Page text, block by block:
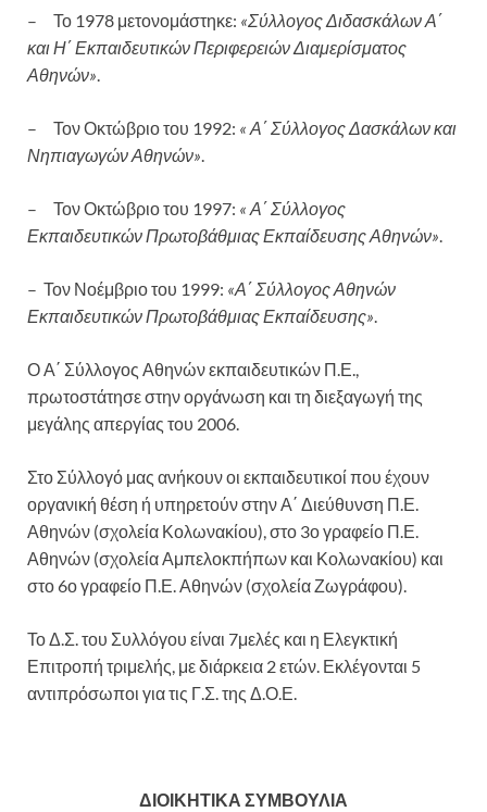
– Το 1978 μετονομάστηκε: «Σύλλογος Διδασκάλων Α΄
και Η΄ Εκπαιδευτικών Περιφερειών Διαμερίσματος
Αθηνών».
– Τον Οκτώβριο του 1992: « Α΄ Σύλλογος Δασκάλων και
Νηπιαγωγών Αθηνών».
– Τον Οκτώβριο του 1997: « Α΄ Σύλλογος
Εκπαιδευτικών Πρωτοβάθμιας Εκπαίδευσης Αθηνών».
– Τον Νοέμβριο του 1999: «Α΄ Σύλλογος Αθηνών
Εκπαιδευτικών Πρωτοβάθμιας Εκπαίδευσης».
Ο Α΄ Σύλλογος Αθηνών εκπαιδευτικών Π.Ε.,
πρωτοστάτησε στην οργάνωση και τη διεξαγωγή της
μεγάλης απεργίας του 2006.
Στο Σύλλογό μας ανήκουν οι εκπαιδευτικοί που έχουν
οργανική θέση ή υπηρετούν στην Α΄ Διεύθυνση Π.Ε.
Αθηνών (σχολεία Κολωνακίου), στο 3ο γραφείο Π.Ε.
Αθηνών (σχολεία Αμπελοκπήπων και Κολωνακίου) και
στο 6ο γραφείο Π.Ε. Αθηνών (σχολεία Ζωγράφου).
Το Δ.Σ. του Συλλόγου είναι 7μελές και η Ελεγκτική
Επιτροπή τριμελής, με διάρκεια 2 ετών. Εκλέγονται 5
αντιπρόσωποι για τις Γ.Σ. της Δ.Ο.Ε.
ΔΙΟΙΚΗΤΙΚΑ ΣΥΜΒΟΥΛΙΑ